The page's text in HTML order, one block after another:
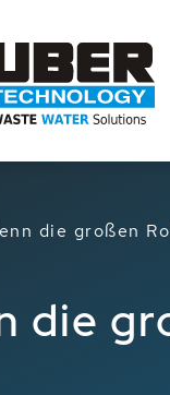
die großen
die